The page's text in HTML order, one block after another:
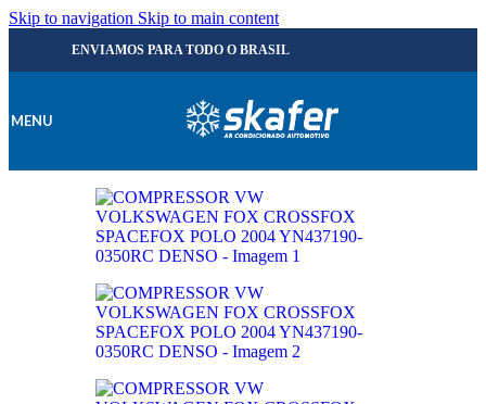
Skip to navigation Skip to main content
ENVIAMOS PARA TODO O BRASIL
MENU